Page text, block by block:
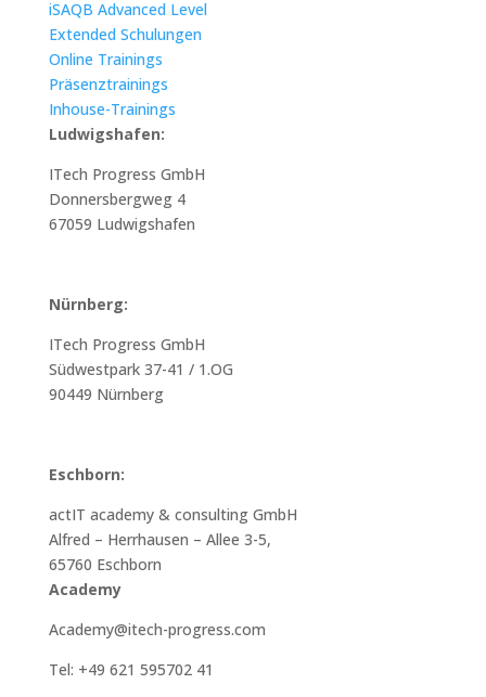
iSAQB Advanced Level
Extended Schulungen
Online Trainings
Präsenztrainings
Inhouse-Trainings
Ludwigshafen:
ITech Progress GmbH
Donnersbergweg 4
67059 Ludwigshafen
Nürnberg:
ITech Progress GmbH
Südwestpark 37-41 / 1.OG
90449 Nürnberg
Eschborn:
actIT academy & consulting GmbH
Alfred – Herrhausen – Allee 3-5,
65760 Eschborn
Academy
Academy@itech-progress.com
Tel: +49 621 595702 41